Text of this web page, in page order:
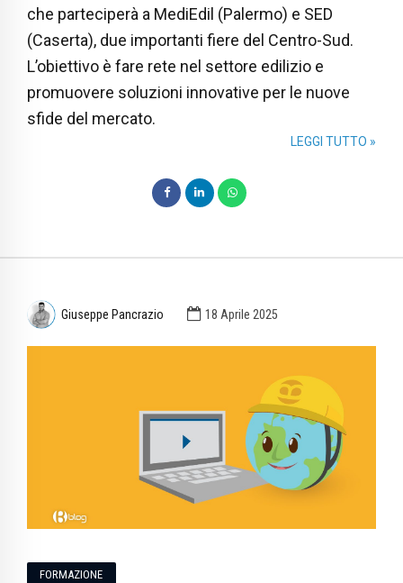
che parteciperà a MediEdil (Palermo) e SED
(Caserta), due importanti fiere del Centro-Sud.
L’obiettivo è fare rete nel settore edilizio e
promuovere soluzioni innovative per le nuove
sfide del mercato.
LEGGI TUTTO »
Giuseppe Pancrazio 18 Aprile 2025
FORMAZIONE